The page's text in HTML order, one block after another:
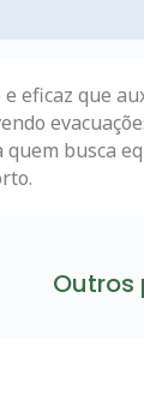
e eficaz que
quem busca